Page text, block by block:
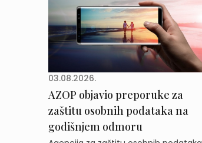
03.08.2026.
AZOP objavio preporuke za
zaštitu osobnih podataka na
godišnjem odmoru